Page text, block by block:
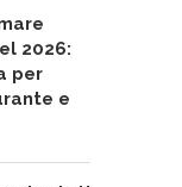
2026:
per
e